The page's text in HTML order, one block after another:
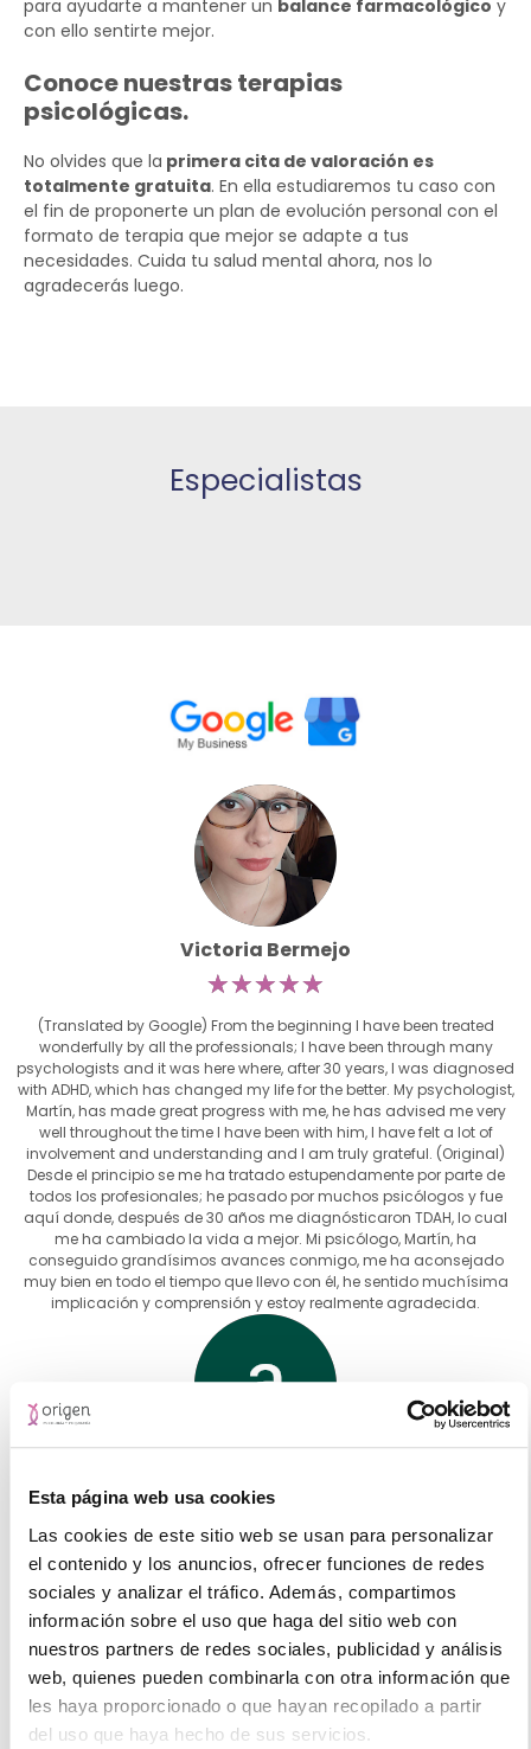
Esta página web usa cookies
Las cookies de este sitio web se usan para personalizar
el contenido y los anuncios, ofrecer funciones de redes
sociales y analizar el tráfico. Además, compartimos
información sobre el uso que haga del sitio web con
nuestros partners de redes sociales, publicidad y análisis
web, quienes pueden combinarla con otra información que
les haya proporcionado o que hayan recopilado a partir
del uso que haya hecho de sus servicios.
para ayudarte a mantener un balance farmacológico y
con ello sentirte mejor.
Conoce nuestras terapias
psicológicas.
No olvides que la primera cita de valoración es
totalmente gratuita. En ella estudiaremos tu caso con
el fin de proponerte un plan de evolución personal con el
formato de terapia que mejor se adapte a tus
necesidades. Cuida tu salud mental ahora, nos lo
agradecerás luego.
Especialistas
Victoria Bermejo
☆☆☆☆☆
(Translated by Google) From the beginning I have been treated
wonderfully by all the professionals; I have been through many
psychologists and it was here where, after 30 years, I was diagnosed
with ADHD, which has changed my life for the better. My psychologist,
Martín, has made great progress with me, he has advised me very
well throughout the time I have been with him, I have felt a lot of
involvement and understanding and I am truly grateful. (Original)
Desde el principio se me ha tratado estupendamente por parte de
todos los profesionales; he pasado por muchos psicólogos y fue
aquí donde, después de 30 años me diagnósticaron TDAH, lo cual
me ha cambiado la vida a mejor. Mi psicólogo, Martín, ha
conseguido grandísimos avances conmigo, me ha aconsejado
muy bien en todo el tiempo que llevo con él, he sentido muchísima
implicación y comprensión y estoy realmente agradecida.
☆☆☆
(Translated by Google) I had a first visit and they explained
everything well to me, the people who attended me being very kind.
(Original) Tuve una primera visita y me explicaron todo bien siendo
muy amables las personas que me atienderon.